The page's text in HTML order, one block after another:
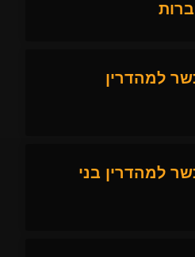
למהדרין
למהדרין בני